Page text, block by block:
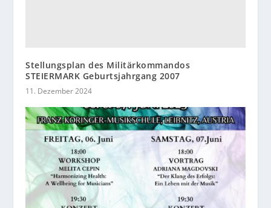
Stellungsplan des Militärkommandos
STEIERMARK Geburtsjahrgang 2007
11. Dezember 2024